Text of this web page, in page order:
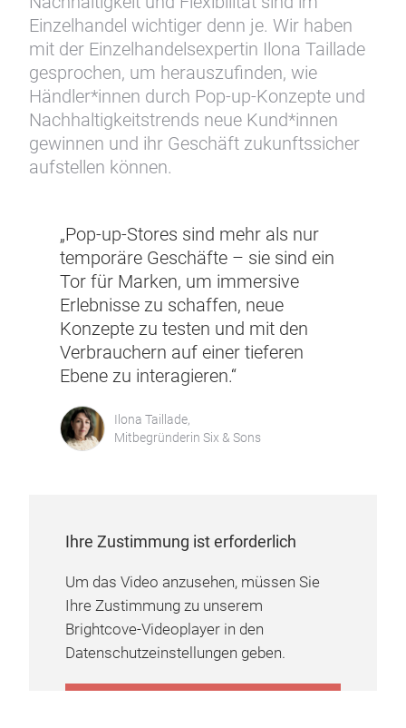
Nachhaltigkeit und Flexibilität sind im
Einzelhandel wichtiger denn je. Wir haben
mit der Einzelhandelsexpertin Ilona Taillade
gesprochen, um herauszufinden, wie
Händler*innen durch Pop-up-Konzepte und
Nachhaltigkeitstrends neue Kund*innen
gewinnen und ihr Geschäft zukunftssicher
aufstellen können.
„Pop-up-Stores sind mehr als nur
temporäre Geschäfte – sie sind ein
Tor für Marken, um immersive
Erlebnisse zu schaffen, neue
Konzepte zu testen und mit den
Verbrauchern auf einer tieferen
Ebene zu interagieren.“
Ilona Taillade,
Mitbegründerin Six & Sons
Ihre Zustimmung ist erforderlich
Um das Video anzusehen, müssen Sie
Ihre Zustimmung zu unserem
Brightcove-Videoplayer in den
Datenschutzeinstellungen geben.